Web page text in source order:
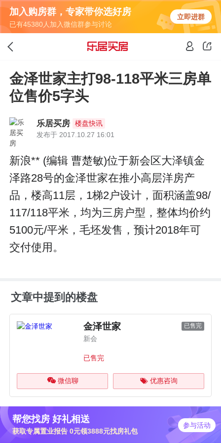
加入购房群，专家带你选好房
已有45380人加入微信群参与讨论
立即进群
金泽世家主打98-118平米三房单
位售价5字头
乐居买房
楼盘快讯
发布于 2017.10.27 16:01
新浪** (编辑 曹楚敏)位于新会区大泽镇金
泽路28号的金泽世家在推小高层洋房产
品，楼高11层，1梯2户设计，面积涵盖98/
117/118平米，均为三房户型，整体均价约
5100元/平米，毛坯发售，预计2018年可
交付使用。
文章中提到的楼盘
金泽世家 已售完
新会
已售完
微信聊 优惠咨询
帮您找房 好礼相送
获取专属置业报告 0元领3888元找房礼包
参与活动